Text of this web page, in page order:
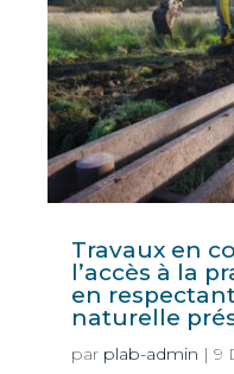
Travaux en
l’accès à la
en
naturelle
par plab-admin | 9